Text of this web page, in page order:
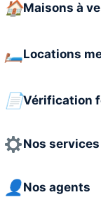
Maisons à
Locations
Vérification
Nos services
Nos agents
TERRAIN